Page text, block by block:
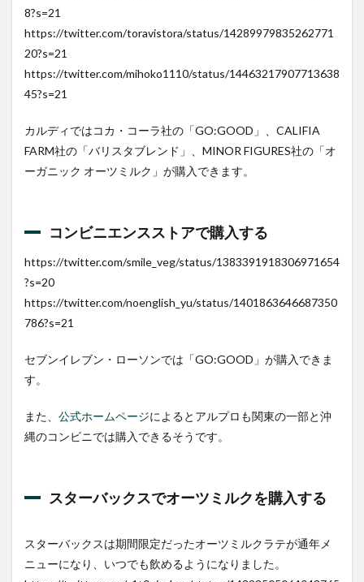
8?s=21
https://twitter.com/toravistora/status/14289979835262771
20?s=21
https://twitter.com/mihoko1110/status/14463217907713638
45?s=21
カルディではコカ・コーラ社の「GO:GOOD」、CALIFIA
FARM社の「バリスタブレンド」、MINOR FIGURES社の「オ
ーガニック オーツミルク」が購入できます。
コンビニエンスストアで購入する
https://twitter.com/smile_veg/status/1383391918306971654
?s=20
https://twitter.com/noenglish_yu/status/1401863646687350
786?s=21
セブンイレブン・ローソンでは「GO:GOOD」が購入できま
す。
また、 公式ホームページによるとアルプロも関東の一部と沖
縄のコンビニでは購入できるそうです。
スターバックスでオーツミルクを購入する
スターバックスは期間限定だったオーツミルクラテが通年メ
ニューになり、いつでも飲めるようになりました。